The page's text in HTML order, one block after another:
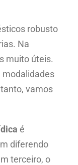
robusto
Na
muito úteis.
modalidades
vamos
é
diferendo
terceiro, o